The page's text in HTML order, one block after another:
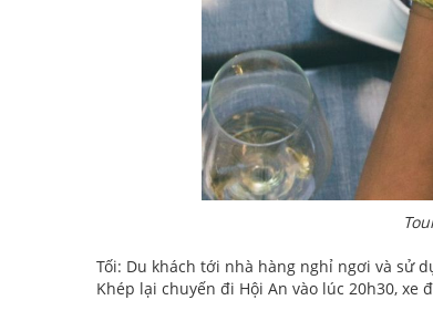
Tối: Du khách tới nhà hàng nghỉ ngơi và sử
Khép lại chuyến đi Hội An vào lúc 20h30,